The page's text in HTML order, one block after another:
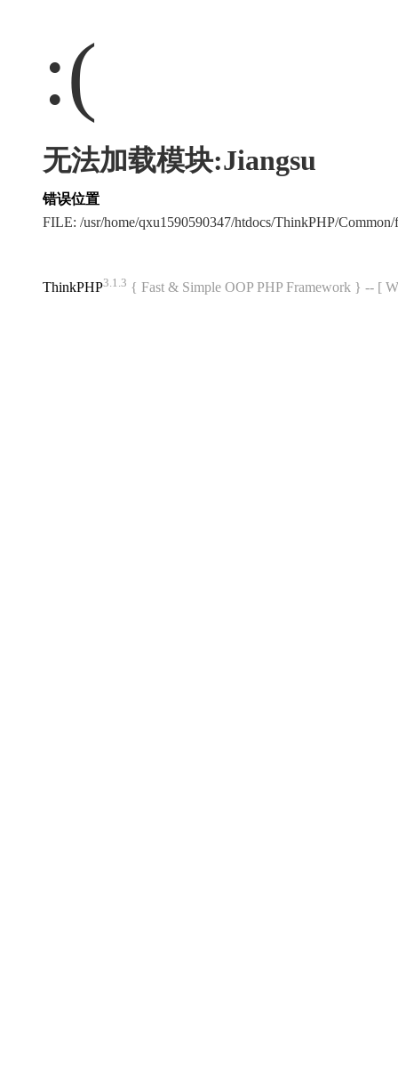
:(
无法加载模块:Jiangsu
错误位置
FILE: /usr/home/qxu1590590347/htdocs/ThinkPHP/
ThinkPHP3.1.3 { Fast & Simple OOP PHP Framework } -- [